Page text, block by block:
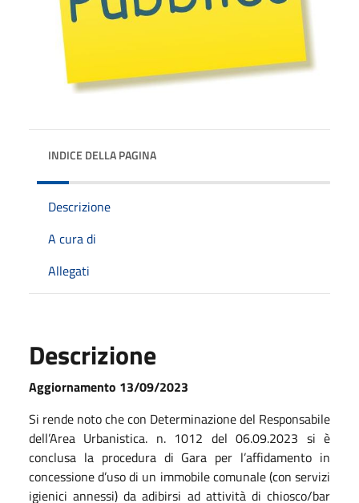
INDICE DELLA PAGINA
Descrizione
A cura di
Allegati
Descrizione
Aggiornamento 13/09/2023
Si rende noto che con Determinazione del Responsabile
dell’Area Urbanistica. n. 1012 del 06.09.2023 si è
conclusa la procedura di Gara per l’affidamento in
concessione d’uso di un immobile comunale (con servizi
igienici annessi) da adibirsi ad attività di chiosco/bar